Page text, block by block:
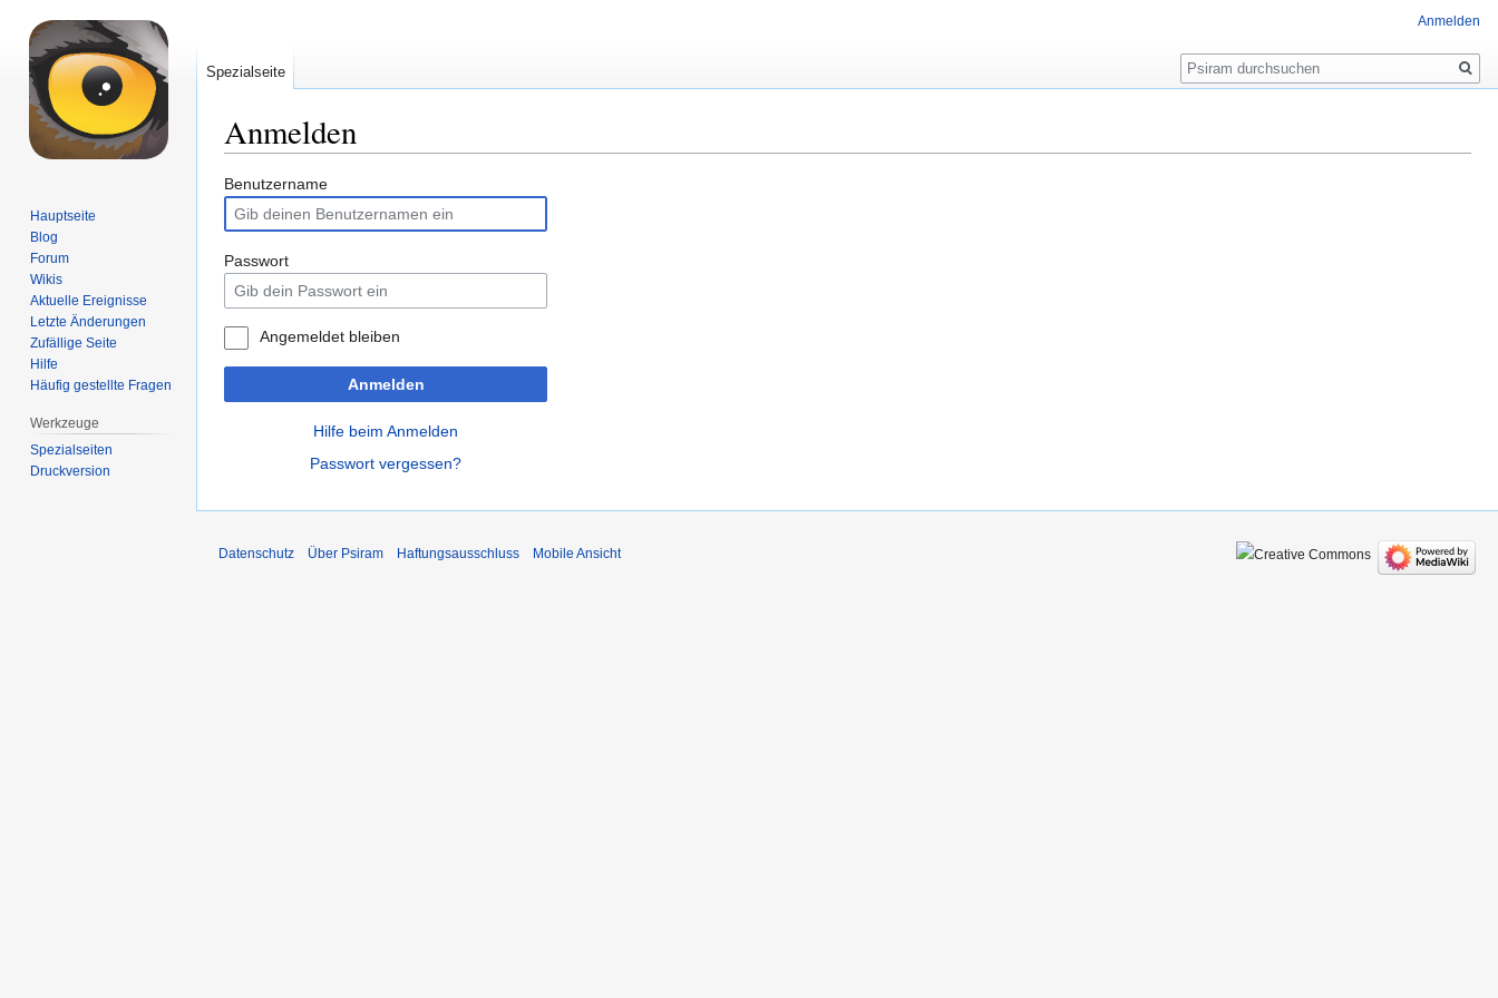
Anmelden
Zur
Navigation
springen
Zur
Suche
springen
Benutzername
Passwort
Angemeldet bleiben
Anmelden
Hilfe beim Anmelden
Passwort vergessen?
Anmelden
Spezialseite
Suche
Hauptseite
Blog
Forum
Wikis
Aktuelle Ereignisse
Letzte Änderungen
Zufällige Seite
Hilfe
Häufig gestellte Fragen
Werkzeuge
Spezialseiten
Druckversion
Datenschutz Über Psiram Haftungsausschluss Mobile Ansicht